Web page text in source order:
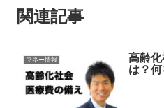
関連記事
マネー情報
高齢
は？